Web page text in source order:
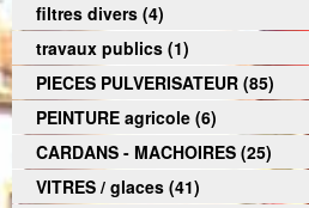
filtres divers (4)
travaux publics (1)
PIECES PULVERISATEUR (85)
PEINTURE agricole (6)
CARDANS - MACHOIRES (25)
VITRES / glaces (41)